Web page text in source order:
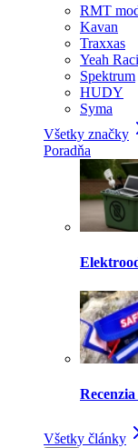
RMT
Kavan
Traxxas
Yeah
Spektrum
HUDY
Syma
Všetky značky
Poradňa
Všetky články